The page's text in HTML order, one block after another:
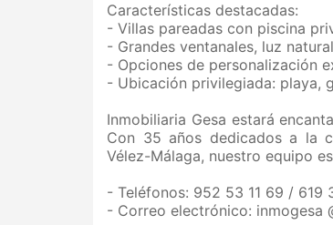
Características destacadas:
- Villas pareadas con piscina
- Grandes ventanales, luz
- Opciones de personalización
- Ubicación privilegiada: playa,
Inmobiliaria Gesa estará
Con 35 años dedicados a la
Vélez-Málaga, nuestro equipo
- Teléfonos: 952 53 11 69 / 619
- Correo electrónico: inmogesa